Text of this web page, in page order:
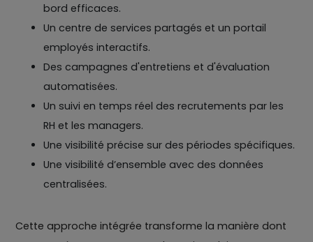
bord efficaces.
Un centre de services partagés et un portail
employés interactifs.
Des campagnes d'entretiens et d'évaluation
automatisées.
Un suivi en temps réel des recrutements par les
RH et les managers.
Une visibilité précise sur des périodes spécifiques.
Une visibilité d’ensemble avec des données
centralisées.
Cette approche intégrée transforme la manière dont